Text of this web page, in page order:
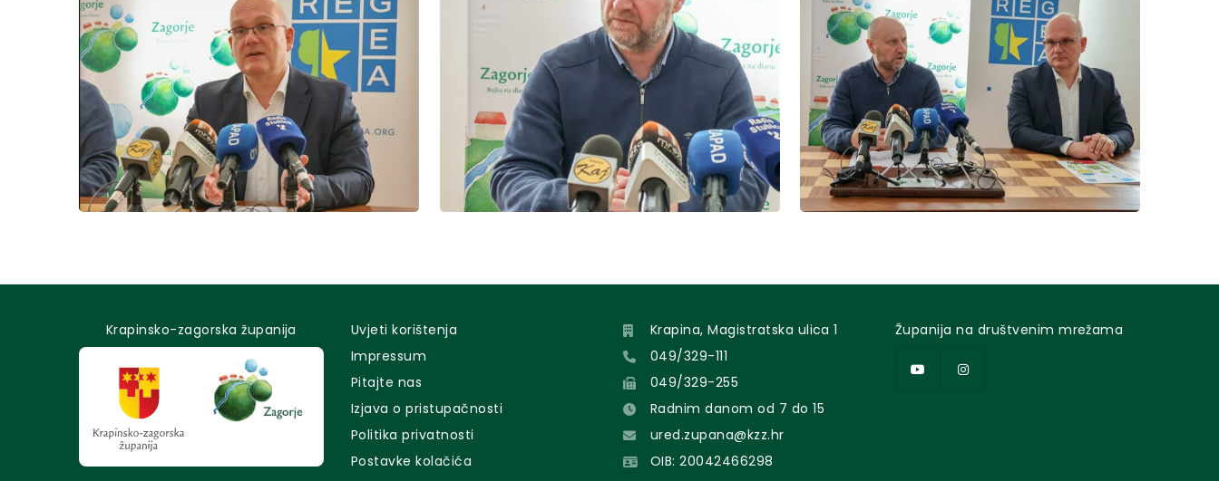
Krapinsko-zagorska županija
Uvjeti korištenja
Impressum
Pitajte nas
Izjava o pristupačnosti
Politika privatnosti
Postavke kolačića
Krapina, Magistratska ulica 1
049/329-111
049/329-255
Radnim danom od 7 do 15
ured.zupana@kzz.hr
OIB: 20042466298
Županija na društvenim mrežama